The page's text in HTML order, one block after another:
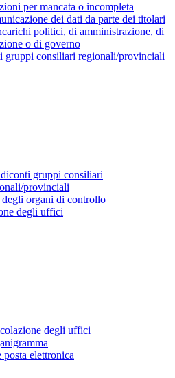
per mancata o incompleta
dei dati da parte dei titolari
politici, di amministrazione, di
o di governo
gruppi consiliari regionali/provinciali
gruppi consiliari
provinciali
organi di controllo
degli uffici
degli uffici
posta elettronica